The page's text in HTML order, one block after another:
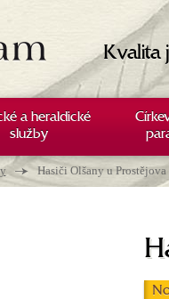
Kvalita
→ Hasiči Olšany u Prostějova
a heraldické
služby